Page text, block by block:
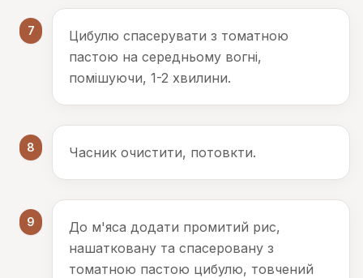
7
Цибулю спасерувати з томатною
пастою на середньому вогні,
помішуючи, 1-2 хвилини.
8 Часник очистити, потовкти.
9
До м'яса додати промитий рис,
нашатковану та спасеровану з
томатною пастою цибулю, товчений